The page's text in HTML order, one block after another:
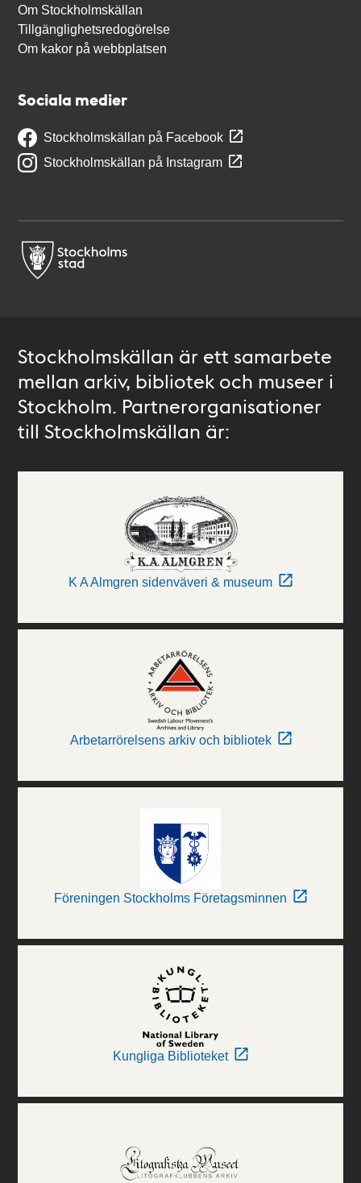
Om Stockholmskällan
Tillgänglighetsredogörelse
Om kakor på webbplatsen
Sociala medier
Stockholmskällan på Facebook
Stockholmskällan på Instagram
Stockholmskällan är ett samarbete
mellan arkiv, bibliotek och museer i
Stockholm. Partnerorganisationer
till Stockholmskällan är:
K A Almgren sidenväveri & museum
Arbetarrörelsens arkiv och bibliotek
Föreningen Stockholms Företagsminnen
Kungliga Biblioteket